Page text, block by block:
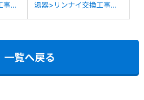
事
湯器>リンナイ交換工事施
一覧へ戻る